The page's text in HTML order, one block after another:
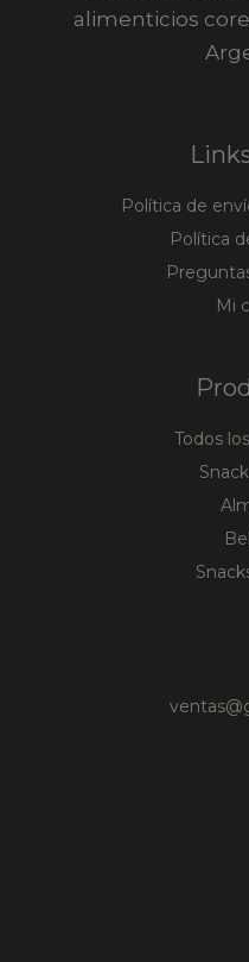
alimenticios
Política de
Política
Mi
Todos